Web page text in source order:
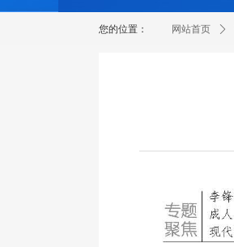
网站首页 ꄲ
您的位置：